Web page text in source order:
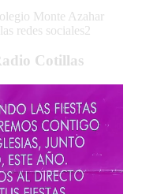
Monte Azahar
redes sociales2
Cotillas